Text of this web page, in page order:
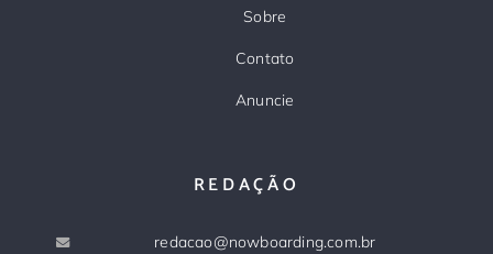
Sobre
Contato
Anuncie
REDAÇÃO
redacao@nowboarding.com.br